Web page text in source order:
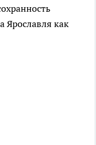
Ярославля как